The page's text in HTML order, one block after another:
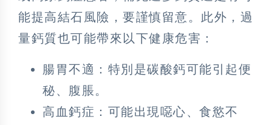
能提高結石風險，要謹慎留意。此外，過
量鈣質也可能帶來以下健康危害：
腸胃不適：特別是碳酸鈣可能引起便
秘、腹脹。
高血鈣症：可能出現噁心、食慾不